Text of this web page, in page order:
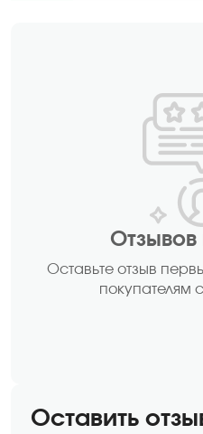
Отзывов
Оставьте отзыв
покупателям
Оставить